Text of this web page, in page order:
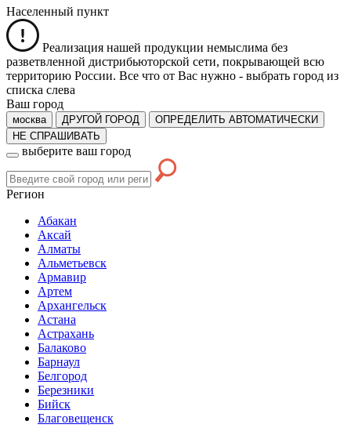
Населенный пункт
Реализация нашей продукции немыслима без
разветвленной дистрибьюторской сети, покрывающей всю
территорию России. Все что от Вас нужно - выбрать город из
списка слева
Ваш город
москва ДРУГОЙ ГОРОД
ОПРЕДЕЛИТЬ АВТОМАТИЧЕСКИ
НЕ СПРАШИВАТЬ
выберите ваш город
Регион
Абакан
Аксай
Алматы
Альметьевск
Армавир
Артем
Архангельск
Астана
Астрахань
Балаково
Барнаул
Белгород
Березники
Бийск
Благовещенск